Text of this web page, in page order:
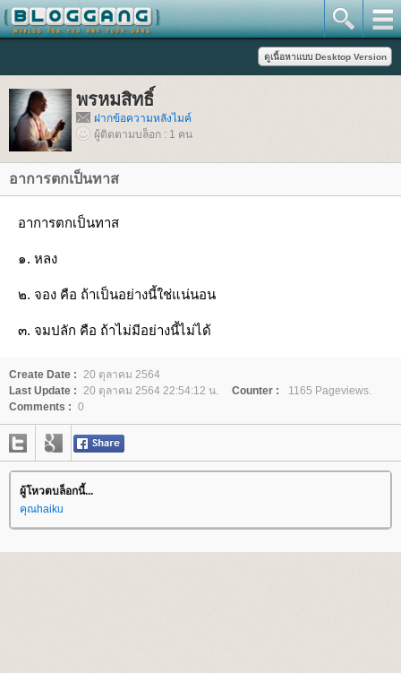
พรหมสิทธิ์
ฝากข้อความหลังไมค์
ผู้ติดตามบล็อก : 1 คน
อาการตกเป็นทาส
อาการตกเป็นทาส
๑. หลง
๒. จอง คือ ถ้าเป็นอย่างนี้ใช่แน่นอน
๓. จมปลัก คือ ถ้าไม่มีอย่างนี้ไม่ได้
Create Date : 20 ตุลาคม 2564
Last Update : 20 ตุลาคม 2564 22:54:12 น. Counter :
1165 Pageviews.
Comments : 0
ผู้โหวตบล็อกนี้...
คุณhaiku